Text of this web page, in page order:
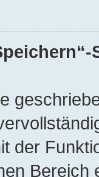
der
Bereich